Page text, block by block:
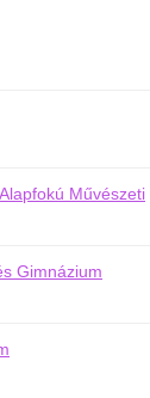
Művészeti
Gimnázium